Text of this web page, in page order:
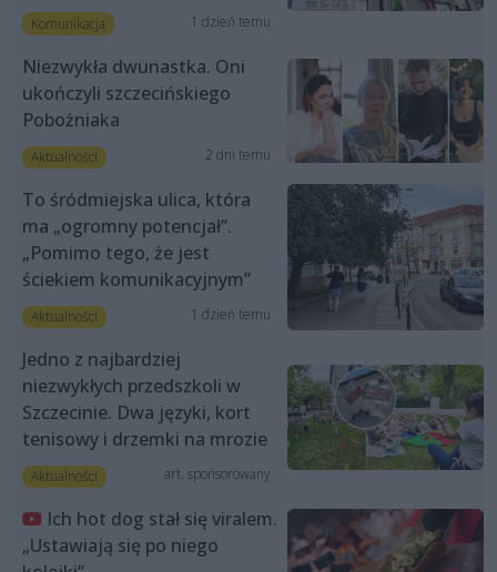
Komunikacja 1 dzień temu
Niezwykła dwunastka. Oni
ukończyli szczecińskiego
Pobożniaka
Aktualności 2 dni temu
To śródmiejska ulica, która
ma „ogromny potencjał”.
„Pomimo tego, że jest
ściekiem komunikacyjnym”
Aktualności 1 dzień temu
Jedno z najbardziej
niezwykłych przedszkoli w
Szczecinie. Dwa języki, kort
tenisowy i drzemki na mrozie
Aktualności art. sponsorowany
Ich hot dog stał się viralem.
„Ustawiają się po niego